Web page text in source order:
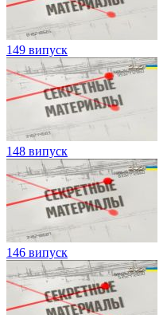
149 випуск
148 випуск
146 випуск